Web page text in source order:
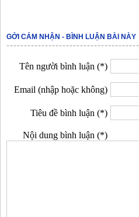
GỞI CẢM NHẬN - BÌNH LUẬN BÀI NÀY
Tên người bình luận (*)
Email (nhập hoặc không)
Tiêu đề bình luận (*)
Nội dung bình luận (*)